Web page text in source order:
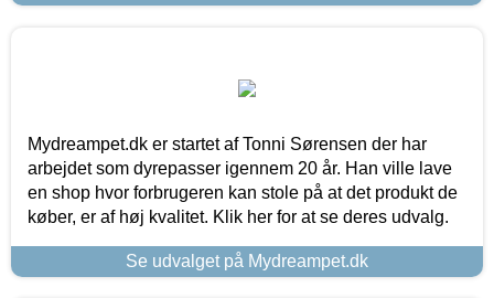
Mydreampet.dk er startet af Tonni Sørensen der har
arbejdet som dyrepasser igennem 20 år. Han ville lave
en shop hvor forbrugeren kan stole på at det produkt de
køber, er af høj kvalitet. Klik her for at se deres udvalg.
Se udvalget på Mydreampet.dk